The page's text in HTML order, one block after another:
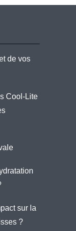
de vos
Cool-Lite
sur la
?